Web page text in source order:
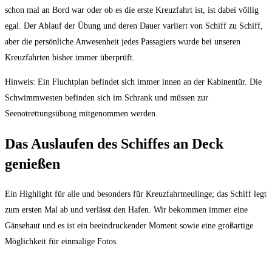
schon mal an Bord war oder ob es die erste Kreuzfahrt ist, ist dabei völlig
egal. Der Ablauf der Übung und deren Dauer variiert von Schiff zu Schiff,
aber die persönliche Anwesenheit jedes Passagiers wurde bei unseren
Kreuzfahrten bisher immer überprüft.
Hinweis: Ein Fluchtplan befindet sich immer innen an der Kabinentür. Die
Schwimmwesten befinden sich im Schrank und müssen zur
Seenotrettungsübung mitgenommen werden.
Das Auslaufen des Schiffes an Deck
genießen
Ein Highlight für alle und besonders für Kreuzfahrtneulinge; das Schiff legt
zum ersten Mal ab und verlässt den Hafen. Wir bekommen immer eine
Gänsehaut und es ist ein beeindruckender Moment sowie eine großartige
Möglichkeit für einmalige Fotos.